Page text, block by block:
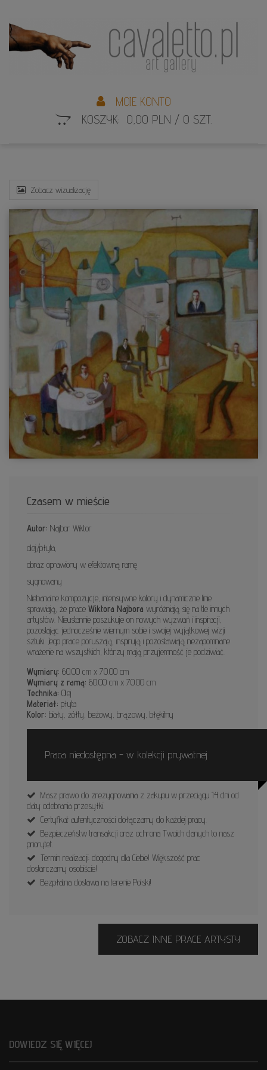
MOJE KONTO
KOSZYK: 0,00 PLN / 0 SZT.
Zobacz wizualizację
Czasem w mieście
Autor: Najbor Wiktor
olej/płyta,
obraz oprawiony w efektowną ramę
sygnowany
Niebanalne kompozycje, intensywne kolory i dynamiczne linie
sprawiają, że prace Wiktora Najbora wyróżniają się na tle innych
artystów. Nieustannie poszukuje on nowych wyzwań i inspiracji,
pozostając jednocześnie wiernym sobie i swojej wyjątkowej wizji
sztuki. Jego prace poruszają, inspirują i pozostawiają niezapomniane
wrażenie na wszystkich, którzy mają przyjemność je podziwiać.
Wymiary: 60.00 cm x 70.00 cm
Wymiary z ramą: 60.00 cm x 70.00 cm
Technika: Olej
Materiał: płyta
Kolor: biały, żółty, beżowy, brązowy, błękitny
Praca niedostępna - w kolekcji prywatnej
Masz prawo do zrezygnowania z zakupu w przeciągu 14 dni od
daty odebrania przesyłki.
Certyfikat autentyczności dołączamy do każdej pracy.
Bezpieczeństw transakcji oraz ochrona Twoich danych to nasz
priorytet.
Termin realizacji: dogodny dla Ciebie! Większość prac
dostarczamy osobiście!
Bezpłatna dostawa na terenie Polski!
ZOBACZ INNE PRACE ARTYSTY
DOWIEDZ SIĘ WIĘCEJ